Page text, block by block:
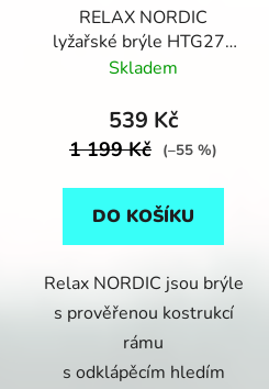
RELAX NORDIC
lyžařské brýle HTG27F
černé
Skladem
539 Kč
1 199 Kč (–55 %)
DO KOŠÍKU
Relax NORDIC jsou brýle
s prověřenou kostrukcí
rámu
s odklápěcím hledím